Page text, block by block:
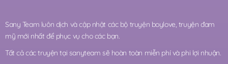
Sany Team luôn dịch và cập nhật các bộ truyện boylove, truyện đam
mỹ mới nhất để phục vụ cho các bạn.
Tất cả các truyện tại sanyteam sẽ hoàn toàn miễn phí và phi lợi nhuận.